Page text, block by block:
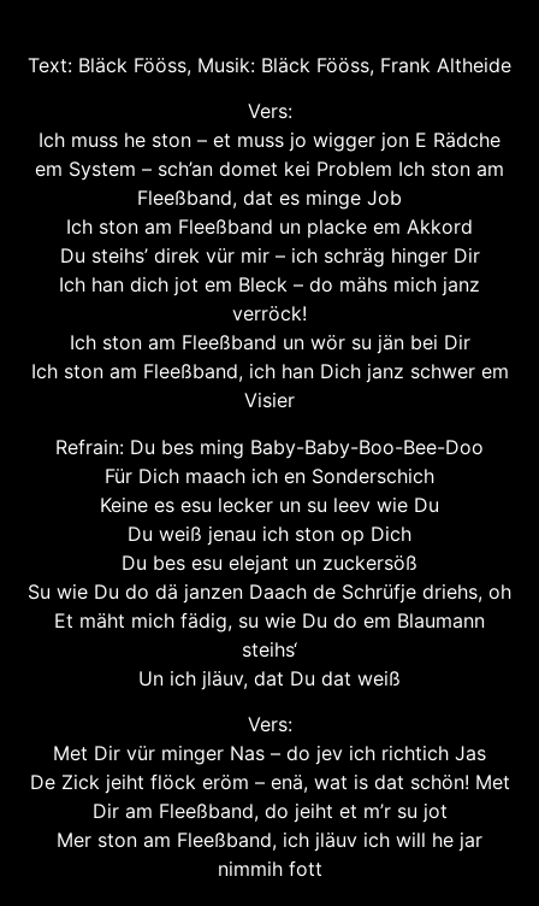
Text: Bläck Fööss, Musik: Bläck Fööss, Frank Altheide
Vers:
Ich muss he ston – et muss jo wigger jon E Rädche
em System – sch’an domet kei Problem Ich ston am
Fleeßband, dat es minge Job
Ich ston am Fleeßband un placke em Akkord
Du steihs’ direk vür mir – ich schräg hinger Dir
Ich han dich jot em Bleck – do mähs mich janz
verröck!
Ich ston am Fleeßband un wör su jän bei Dir
Ich ston am Fleeßband, ich han Dich janz schwer em
Visier
Refrain: Du bes ming Baby-Baby-Boo-Bee-Doo
Für Dich maach ich en Sonderschich
Keine es esu lecker un su leev wie Du
Du weiß jenau ich ston op Dich
Du bes esu elejant un zuckersöß
Su wie Du do dä janzen Daach de Schrüfje driehs, oh
Et mäht mich fädig, su wie Du do em Blaumann
steihs‘
Un ich jläuv, dat Du dat weiß
Vers:
Met Dir vür minger Nas – do jev ich richtich Jas
De Zick jeiht flöck eröm – enä, wat is dat schön! Met
Dir am Fleeßband, do jeiht et m’r su jot
Mer ston am Fleeßband, ich jläuv ich will he jar
nimmih fott